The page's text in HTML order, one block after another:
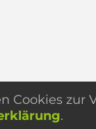
Cookies zur
.